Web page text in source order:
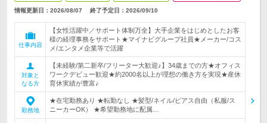
情報更新日：2026/08/07 終了予定日： 2026/09/10
仕事内容
【女性活躍中／サポート体制万全】大手企業をはじめとしたお客
様の経理事務をサポート★マイナビグループ社員★メーカー/コス
メ/エンタメ企業等で活躍
対象と
なる方
【未経験/第二新卒/フリーター大歓迎♪】34歳までの方★オフィス
ワークデビュー歓迎★約2000名以上が理想の働き方を実現★産休
育休実績が豊富♪
勤務地
★在宅勤務あり ★転勤なし ★髪型/ネイル/ピアス自由（私服/ス
ニーカーOK） ★希望勤務地に配属…